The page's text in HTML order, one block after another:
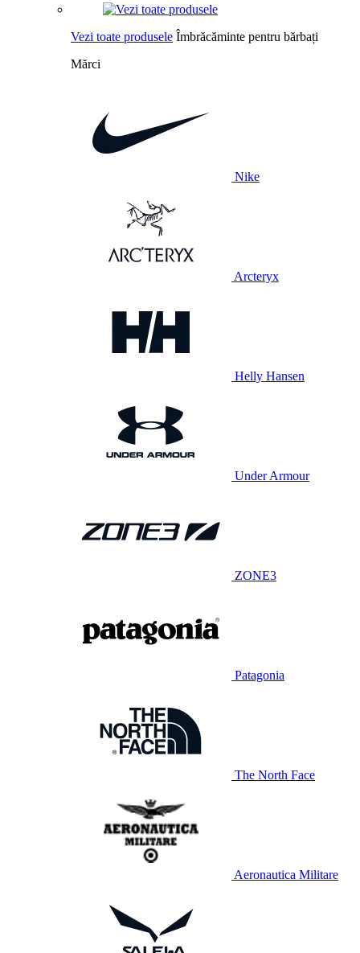
Vezi toate produsele Îmbrăcăminte pentru bărbați
Mărci
Nike
Arcteryx
Helly Hansen
Under Armour
ZONE3
Patagonia
The North Face
Aeronautica Militare